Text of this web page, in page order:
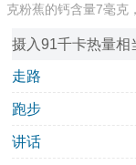
克粉蕉的钙含量7毫克
摄入91千卡热量相
走路
跑步
讲话